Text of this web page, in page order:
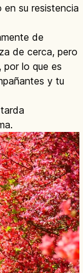
su resistencia
de
de cerca, pero
por lo que es
y tu